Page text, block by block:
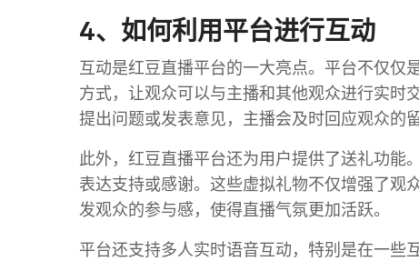
4、如何利用平台进行互动
互动是红豆直播平台的一大亮点。平台不仅仅
方式，让观众可以与主播和其他观众进行实时
提出问题或发表意见，主播会及时回应观众的留
此外，红豆直播平台还为用户提供了送礼功能
表达支持或感谢。这些虚拟礼物不仅增强了观
发观众的参与感，使得直播气氛更加活跃。
平台还支持多人实时语音互动，特别是在一些